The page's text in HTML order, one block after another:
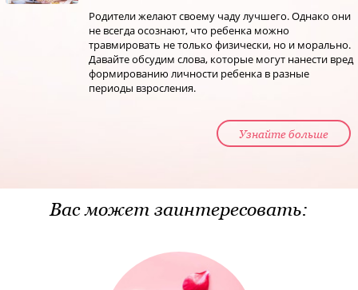
Родители желают своему чаду лучшего. Однако они
не всегда осознают, что ребенка можно
травмировать не только физически, но и морально.
Давайте обсудим слова, которые могут нанести вред
формированию личности ребенка в разные
периоды взросления.
Узнайте больше
Вас может заинтересовать: